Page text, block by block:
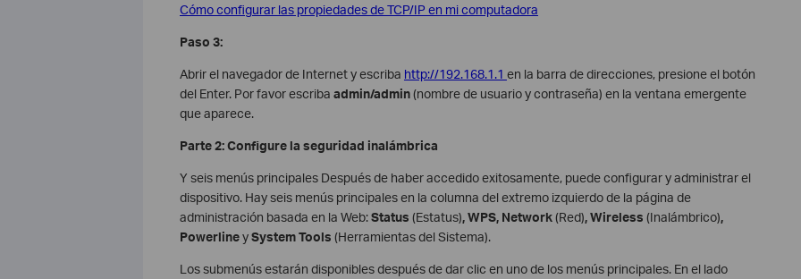
Cómo configurar las propiedades de TCP/IP en mi computadora
Paso 3:
Abrir el navegador de Internet y escriba http://192.168.1.1 en la barra de direcciones, presione el botón
del Enter. Por favor escriba admin/admin(nombre de usuario y contraseña) en la ventana emergente
que aparece.
Parte 2: Configure la seguridad inalámbrica
Y seis menús principales Después de haber accedido exitosamente, puede configurar y administrar el
dispositivo. Hay seis menús principales en la columna del extremo izquierdo de la página de
administración basada en la Web:Status (Estatus), WPS, Network(Red), Wireless (Inalámbrico),
PowerlineySystem Tools (Herramientas del Sistema).
Los submenús estarán disponibles después de dar clic en uno de los menús principales. En el lado